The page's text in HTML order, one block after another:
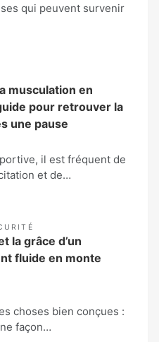
qui peuvent survenir
musculation en
pour retrouver la
une pause
il est fréquent de
et de…
la grâce d’un
fluide en monte
choses bien conçues :
façon…